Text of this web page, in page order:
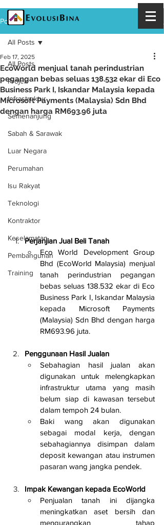
Post
All Posts
Projek
Infrastruktur
Semenanjung
Sabah & Sarawak
Luar Negara
Perumahan
Isu Rakyat
Teknologi
Kontraktor
Keselamatan
Pembangunan
Training
All Posts
EcoWorld menjual tanah perindustrian
pegangan bebas seluas 138.532 ekar di Eco
Business Park I, Iskandar Malaysia kepada
Microsoft Payments (Malaysia) Sdn Bhd
dengan harga RM693.96 juta
Feb 17, 2025
Perjanjian Jual Beli Tanah
Eco World Development Group
Bhd (EcoWorld Malaysia) menjual
tanah perindustrian pegangan
bebas seluas 138.532 ekar di Eco
Business Park I, Iskandar Malaysia
kepada Microsoft Payments
(Malaysia) Sdn Bhd dengan harga
RM693.96 juta.
Penggunaan Hasil Jualan
Sebahagian hasil jualan akan
digunakan untuk melengkapkan
infrastruktur utama yang masih
belum siap di kawasan tersebut
dalam tempoh 24 bulan.
Baki wang akan digunakan
sebagai modal kerja, dengan
sebahagiannya disimpan dalam
deposit kewangan atau instrumen
pasaran wang jangka pendek.
Impak Kewangan kepada EcoWorld
Penjualan tanah ini dijangka
meningkatkan aset bersih dan
mengurangkan tahap